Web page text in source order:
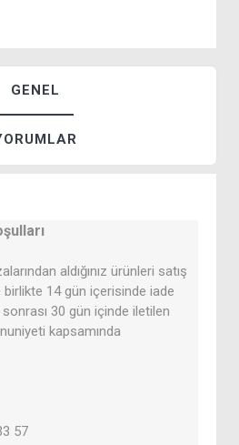
GENEL
aldığınız ürünleri satış
14 gün içerisinde iade
30 gün içinde iletilen
kapsamında
57